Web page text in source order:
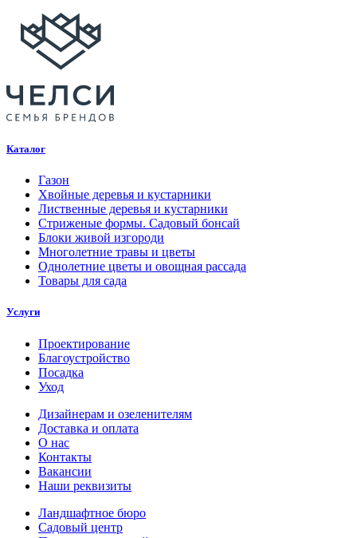
Каталог
Газон
Хвойные деревья и кустарники
Лиственные деревья и кустарники
Стриженые формы. Садовый бонсай
Блоки живой изгороди
Многолетние травы и цветы
Однолетние цветы и овощная рассада
Товары для сада
Услуги
Проектирование
Благоустройство
Посадка
Уход
Дизайнерам и озеленителям
Доставка и оплата
О нас
Контакты
Вакансии
Наши реквизиты
Ландшафтное бюро
Садовый центр